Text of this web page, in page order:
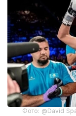
Фото: @David